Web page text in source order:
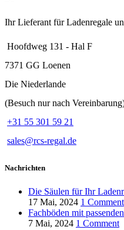
Ihr Lieferant für Ladenregale
Hoofdweg 131 - Hal F
7371 GG Loenen
Die Niederlande
(Besuch nur nach
+31 55 301 59 21
sales@rcs-regal.de
Nachrichten
Die Säulen für Ihr
17 Mai, 2024 1 Comment
Fachböden mit
7 Mai, 2024 1 Comment